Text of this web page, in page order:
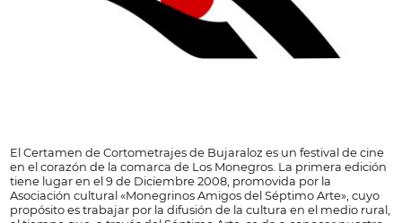
El Certamen de Cortometrajes de Bujaraloz es un festival de cine
en el corazón de la comarca de Los Monegros. La primera edición
tiene lugar en el 9 de Diciembre 2008, promovida por la
Asociación cultural «Monegrinos Amigos del Séptimo Arte», cuyo
propósito es trabajar por la difusión de la cultura en el medio rural,